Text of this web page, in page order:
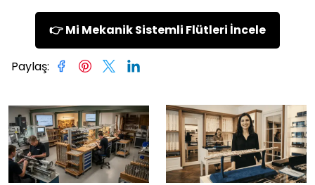
👉 Mi Mekanik Sistemli Flütleri İncele
Paylaş: